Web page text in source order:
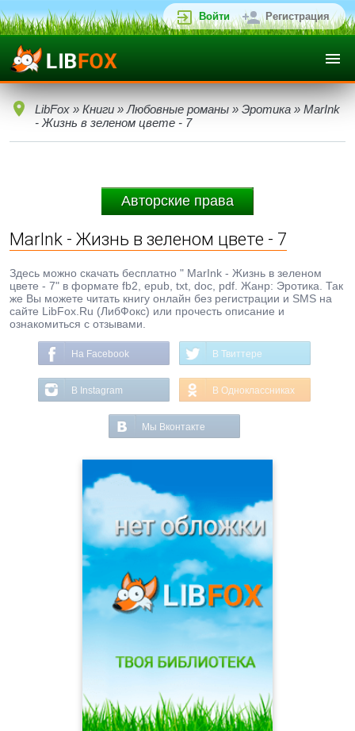
Войти Регистрация
LibFox » Книги » Любовные романы » Эротика » MarInk
- Жизнь в зеленом цвете - 7
Авторские права
MarInk - Жизнь в зеленом цвете - 7
Здесь можно скачать бесплатно " MarInk - Жизнь в зеленом
цвете - 7" в формате fb2, epub, txt, doc, pdf. Жанр: Эротика. Так
же Вы можете читать книгу онлайн без регистрации и SMS на
сайте LibFox.Ru (ЛибФокс) или прочесть описание и
ознакомиться с отзывами.
На Facebook В Твиттере
В Instagram В Одноклассниках
Мы Вконтакте